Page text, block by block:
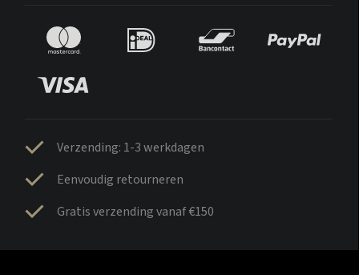
Verzending: 1-3 werkdagen
Eenvoudig retourneren
Gratis verzending vanaf €150